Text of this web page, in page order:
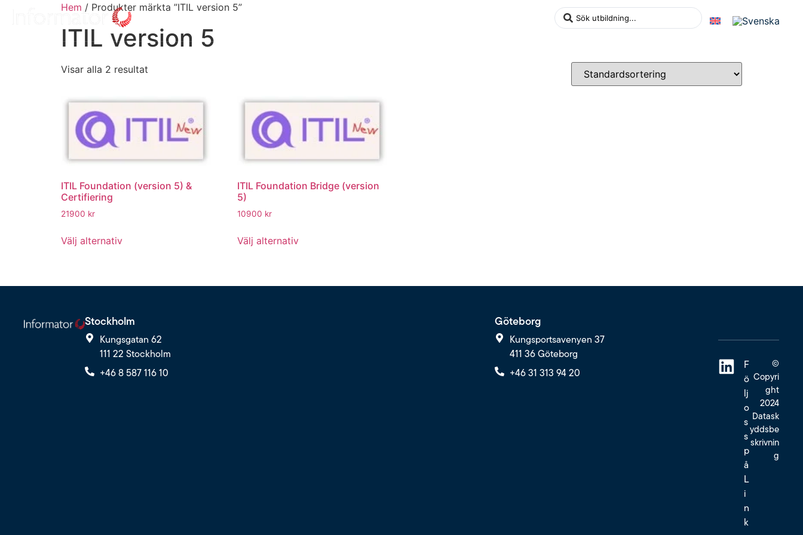
Hem / Produkter märkta ”ITIL version 5”
ITIL version 5
Visar alla 2 resultat
ITIL Foundation (version 5) &
Certifiering
21900 kr
Välj alternativ
ITIL Foundation Bridge (version
5)
10900 kr
Välj alternativ
Stockholm
Kungsgatan 62
111 22 Stockholm
+46 8 587 116 10
Göteborg
Kungsportsavenyen 37
411 36 Göteborg
+46 31 313 94 20
F
ö
lj
o
s
s
p
å
L
i
n
k
©
Copyri
ght
2024
Datask
yddsbe
skrivnin
g